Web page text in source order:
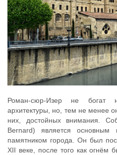
Роман-сюр-Изер не богат
архитектуры, но, тем не менее
них, достойных внимания.
Bernard) является основным
памятником города. Он был
XII веке, после того как огнём